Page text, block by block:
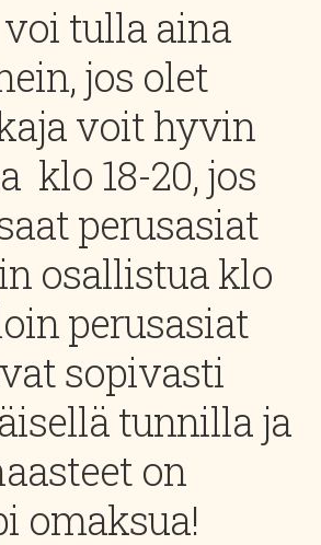
tulla aina
jos olet
voit hyvin
klo 18-20, jos
perusasiat
osallistua klo
perusasiat
sopivasti
tunnilla ja
on
omaksua!